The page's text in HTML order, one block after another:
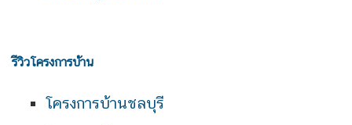
รีวิวโครงการบ้าน
โครงการบ้านชลบุรี